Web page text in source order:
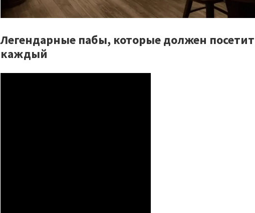
Легендарные пабы, которые должен
каждый